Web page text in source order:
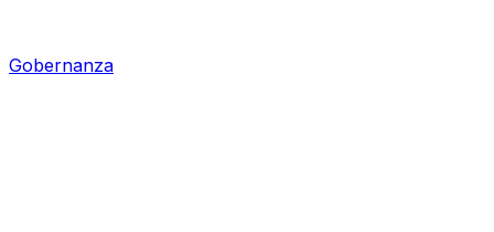
Gobernanza